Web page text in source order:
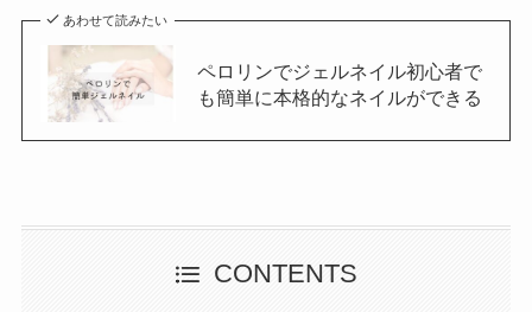
あわせて読みたい
ペロリンでジェルネイル初心者で
も簡単に本格的なネイルができる
CONTENTS